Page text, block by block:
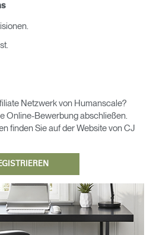
Netzwerk von Humanscale?
Online-Bewerbung abschließen.
finden Sie auf der Website von CJ